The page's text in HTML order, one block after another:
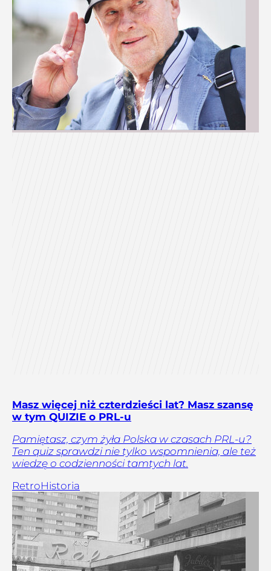
Masz więcej niż czterdzieści lat? Masz szansę
w tym QUIZIE o PRL-u
Pamiętasz, czym żyła Polska w czasach PRL-u?
Ten quiz sprawdzi nie tylko wspomnienia, ale też
wiedzę o codzienności tamtych lat.
RetroHistoria